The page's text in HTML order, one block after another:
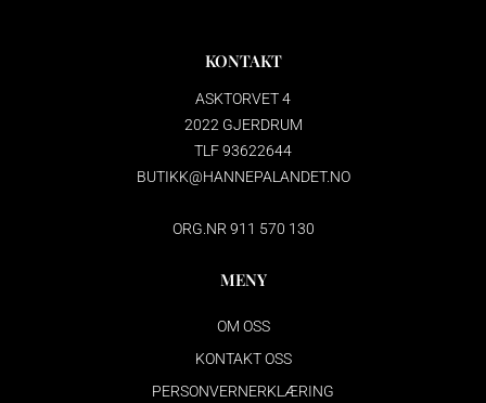
KONTAKT
ASKTORVET 4
2022 GJERDRUM
TLF 93622644
BUTIKK@HANNEPALANDET.NO
ORG.NR 911 570 130
MENY
OM OSS
KONTAKT OSS
PERSONVERNERKLÆRING